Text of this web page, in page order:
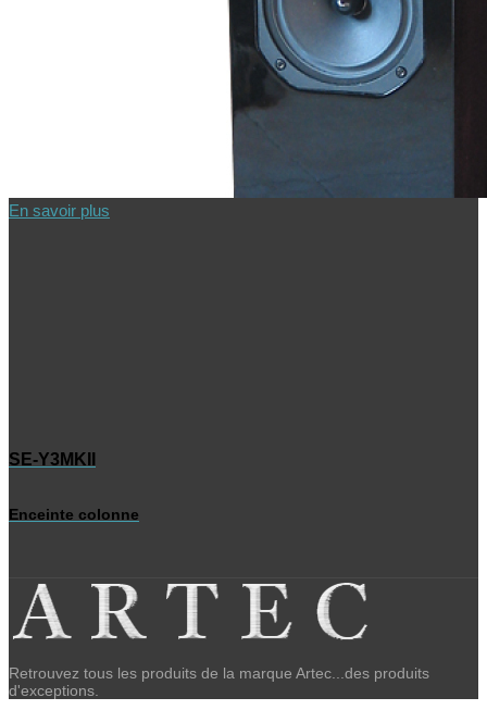
En savoir plus
SE-Y3MKII
Enceinte colonne
Retrouvez tous les produits de la marque Artec...des produits
d'exceptions.